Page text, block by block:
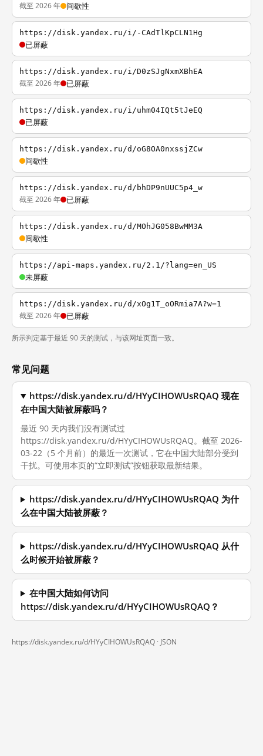
截至 2026 年 间歇性
https://disk.yandex.ru/i/-CAdTlKpCLN1Hg
已屏蔽
https://disk.yandex.ru/i/D0zSJgNxmXBhEA
截至 2026 年 已屏蔽
https://disk.yandex.ru/i/uhm04IQt5tJeEQ
已屏蔽
https://disk.yandex.ru/d/oG8OA0nxssjZCw
间歇性
https://disk.yandex.ru/d/bhDP9nUUC5p4_w
截至 2026 年 已屏蔽
https://disk.yandex.ru/d/MOhJG058BwMM3A
间歇性
https://api-maps.yandex.ru/2.1/?lang=en_US
未屏蔽
https://disk.yandex.ru/d/xOg1T_oORmia7A?w=1
截至 2026 年 已屏蔽
所示判定基于最近 90 天的测试，与该网址页面一致。
常见问题
https://disk.yandex.ru/d/HYyCIHOWUsRQAQ 现在
在中国大陆被屏蔽吗？
最近 90 天内我们没有测试过
https://disk.yandex.ru/d/HYyCIHOWUsRQAQ。截至 2026-
03-22（5 个月前）的最近一次测试，它在中国大陆部分受到
干扰。可使用本页的“立即测试”按钮获取最新结果。
https://disk.yandex.ru/d/HYyCIHOWUsRQAQ 为什
么在中国大陆被屏蔽？
https://disk.yandex.ru/d/HYyCIHOWUsRQAQ 从什
么时候开始被屏蔽？
在中国大陆如何访问
https://disk.yandex.ru/d/HYyCIHOWUsRQAQ？
https://disk.yandex.ru/d/HYyCIHOWUsRQAQ · JSON